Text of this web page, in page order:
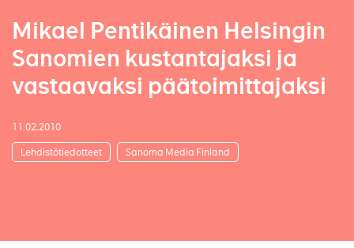
Mikael Pentikäinen Helsingin
Sanomien kustantajaksi ja
vastaavaksi päätoimittajaksi
11.02.2010
Lehdistötiedotteet Sanoma Media Finland